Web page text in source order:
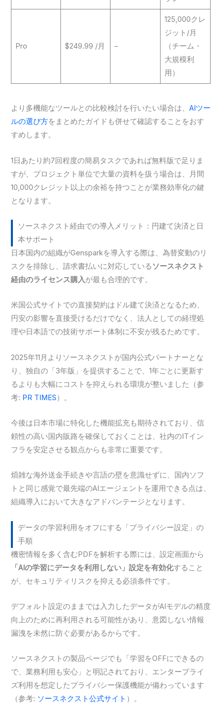
Pro $249.99 /月 –
125,000クレ
ジット/月
（チーム・
大規模利
用）
より多機能なツールとの比較検討を行いたい場合は、AIツー
ルの選び方をまとめたガイドも併せて確認することをおす
すめします。
1日あたり約7回程度の簡易タスクであれば無料版で足りま
すが、プロジェクト単位で大量の資料を扱う場合は、月間
10,000クレジット以上の余裕を持つことが業務効率化の鍵
となります。
ソースネクスト経由での導入メリット：円建て決済と日
本サポート
日本国内の組織がGensparkを導入する際は、為替変動のリ
スクを排除し、請求書払いに対応している ソースネクスト
経由のライセンス購入が最も合理的です。
米国公式サイトでの直接契約はドル建て決済となるため、
円安の影響を直接受けるだけでなく、法人としての経理処
理や日本語での技術サポート体制に不安が残るためです。
2025年11月よりソースネクストが国内公式パートナーとな
り、独自の「3年版」を提供することで、1年ごとに更新す
るよりも大幅にコストを抑えられる環境が整いました（参
考: PR TIMES）。
今後は日本市場に特化した機能拡充も期待されており、信
頼性の高い国内販路を確保しておくことは、社内のITイン
フラを安定させる観点からも非常に重要です。
煩雑な海外送金手続きや言語の壁を意識せずに、国内ソフ
トと同じ感覚で最先端のAIエージェントを運用できる点は、
組織導入において大きなアドバンテージとなります。
データの学習利用をオフにする「プライバシー設定」の
手順
機密情報を多く含むPDFを解析する際には、設定画面から
「AIの学習にデータを利用しない」設定を有効化すること
が、セキュリティリスクを抑える必須条件です。
デフォルト設定のままでは入力したデータがAIモデルの精度
向上のために再利用される可能性があり、意図しない情報
漏洩を未然に防ぐ必要があるからです。
ソースネクストの製品ページでも「学習をOFFにできるの
で、業務利用も安心」と明記されており、エンタープライ
ズ利用を想定したプライバシー保護機能が備わっています
（参考: ソースネクスト公式サイト ）。